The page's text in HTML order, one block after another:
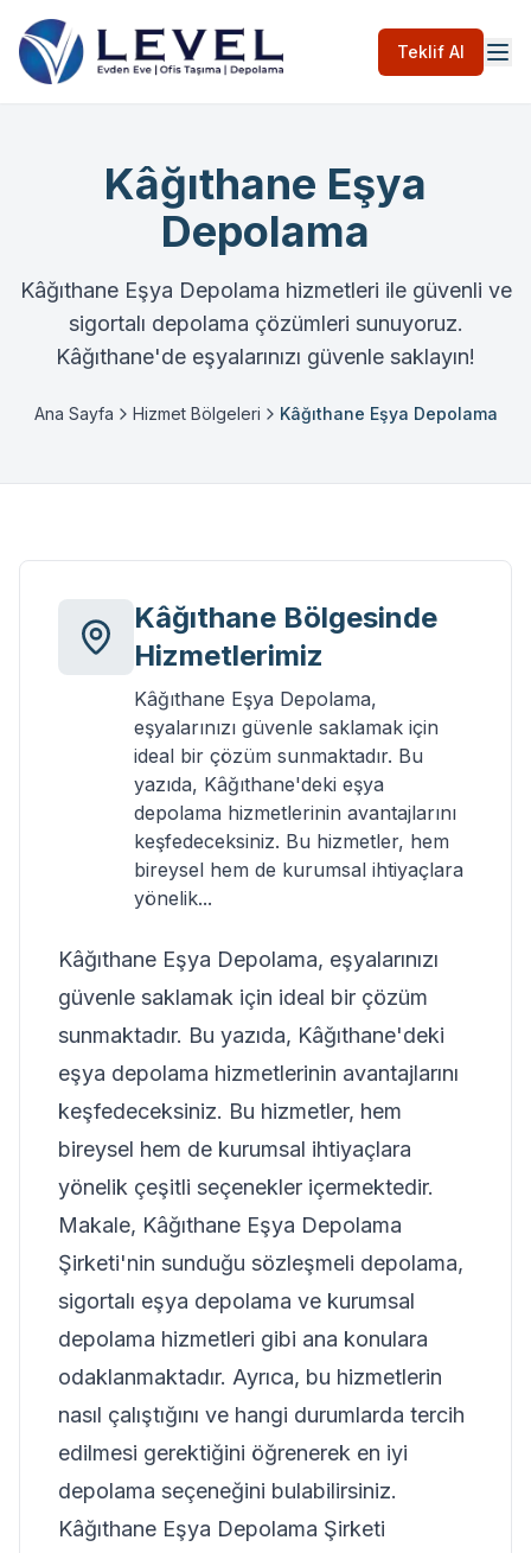
Teklif Al
Kâğıthane Eşya
Depolama
Kâğıthane Eşya Depolama hizmetleri ile güvenli ve
sigortalı depolama çözümleri sunuyoruz.
Kâğıthane'de eşyalarınızı güvenle saklayın!
Ana Sayfa Hizmet Bölgeleri Kâğıthane Eşya Depolama
Kâğıthane Bölgesinde
Hizmetlerimiz
Kâğıthane Eşya Depolama,
eşyalarınızı güvenle saklamak için
ideal bir çözüm sunmaktadır. Bu
yazıda, Kâğıthane'deki eşya
depolama hizmetlerinin avantajlarını
keşfedeceksiniz. Bu hizmetler, hem
bireysel hem de kurumsal ihtiyaçlara
yönelik...
Kâğıthane Eşya Depolama, eşyalarınızı
güvenle saklamak için ideal bir çözüm
sunmaktadır. Bu yazıda, Kâğıthane'deki
eşya depolama hizmetlerinin avantajlarını
keşfedeceksiniz. Bu hizmetler, hem
bireysel hem de kurumsal ihtiyaçlara
yönelik çeşitli seçenekler içermektedir.
Makale, Kâğıthane Eşya Depolama
Şirketi'nin sunduğu sözleşmeli depolama,
sigortalı eşya depolama ve kurumsal
depolama hizmetleri gibi ana konulara
odaklanmaktadır. Ayrıca, bu hizmetlerin
nasıl çalıştığını ve hangi durumlarda tercih
edilmesi gerektiğini öğrenerek en iyi
depolama seçeneğini bulabilirsiniz.
Kâğıthane Eşya Depolama Şirketi